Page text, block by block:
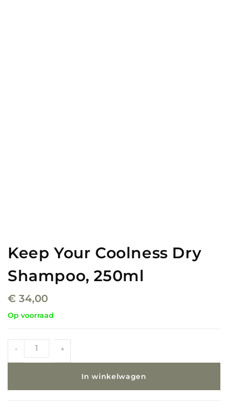
Keep Your Coolness Dry
Shampoo, 250ml
€ 34,00
Op voorraad
- +
In winkelwagen